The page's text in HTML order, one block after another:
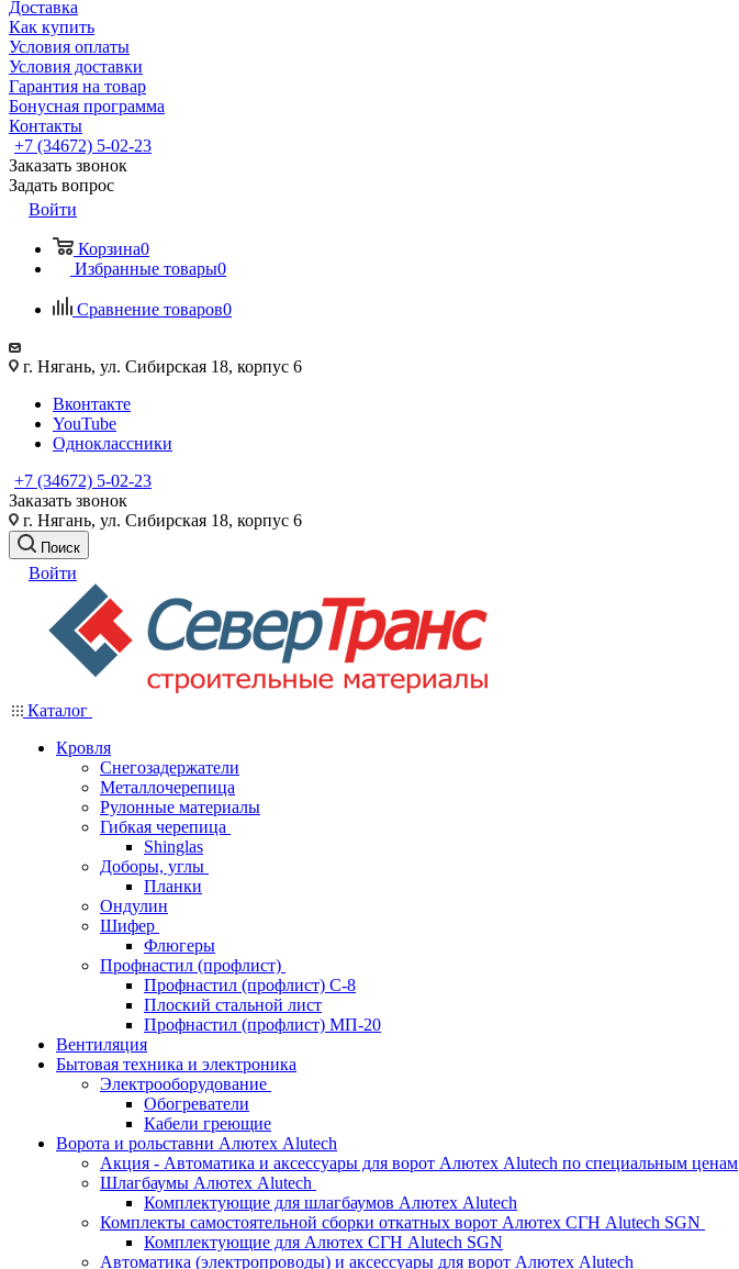
Доставка
Как купить
Условия оплаты
Условия доставки
Гарантия на товар
Бонусная программа
Контакты
+7 (34672) 5-02-23
Заказать звонок
Задать вопрос
Войти
Корзина0
Избранные товары0
Сравнение товаров0
г. Нягань, ул. Сибирская 18, корпус 6
Вконтакте
YouTube
Одноклассники
+7 (34672) 5-02-23
Заказать звонок
г. Нягань, ул. Сибирская 18, корпус 6
Поиск
Войти
Каталог
Кровля
Снегозадержатели
Металлочерепица
Рулонные материалы
Гибкая черепица
Shinglas
Доборы, углы
Планки
Ондулин
Шифер
Флюгеры
Профнастил (профлист)
Профнастил (профлист) С-8
Плоский стальной лист
Профнастил (профлист) МП-20
Вентиляция
Бытовая техника и электроника
Электрооборудование
Обогреватели
Кабели греющие
Ворота и рольставни Алютех Alutech
Акция - Автоматика и аксессуары для ворот Алютех Alutech по специальным ценам
Шлагбаумы Алютех Alutech
Комплектующие для шлагбаумов Алютех Alutech
Комплекты самостоятельной сборки откатных ворот Алютех СГН Alutech SGN
Комплектующие для Алютех СГН Alutech SGN
Автоматика (электропроводы) и аксессуары для ворот Алютех Alutech